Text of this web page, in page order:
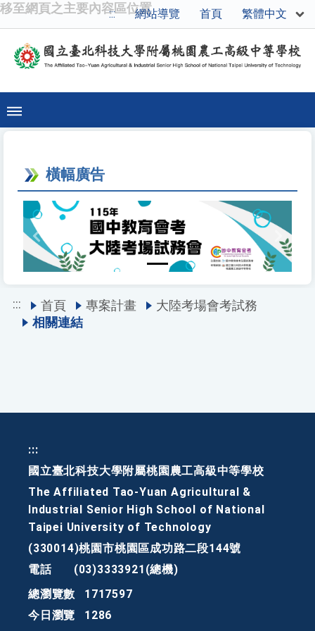
移至網頁之主要內容區位置
::: 網站導覽 首頁 繁體中文
橫幅廣告
Previous Next
::: 首頁 專案計畫
大陸考場會考試務
相關連結
:::
國立臺北科技大學附屬桃園農工高級中等學校
The Affiliated Tao-Yuan Agricultural &
Industrial Senior High School of National
Taipei University of Technology
(330014)桃園市桃園區成功路二段144號
電話
(03)3333921(總機)
總瀏覽數
1717597
今日瀏覽
1286